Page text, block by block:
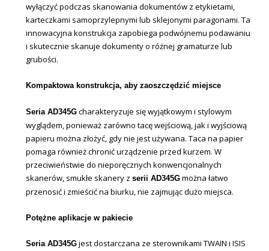
wyłączyć podczas skanowania dokumentów z etykietami,
karteczkami samoprzylepnymi lub sklejonymi paragonami. Ta
innowacyjna konstrukcja zapobiega podwójnemu podawaniu
i skutecznie skanuje dokumenty o różnej gramaturze lub
grubości.
Kompaktowa konstrukcja, aby zaoszczędzić miejsce
Seria AD345Gcharakteryzuje się wyjątkowym i stylowym
wyglądem, ponieważ zarówno tacę wejściową, jak i wyjściową
papieru można złożyć, gdy nie jest używana. Taca na papier
pomaga również chronić urządzenie przed kurzem. W
przeciwieństwie do nieporęcznych konwencjonalnych
skanerów, smukłe skanery z serii AD345Gmożna łatwo
przenosić i zmieścić na biurku, nie zajmując dużo miejsca.
Potężne aplikacje w pakiecie
Seria AD345Gjest dostarczana ze sterownikami TWAIN i ISIS